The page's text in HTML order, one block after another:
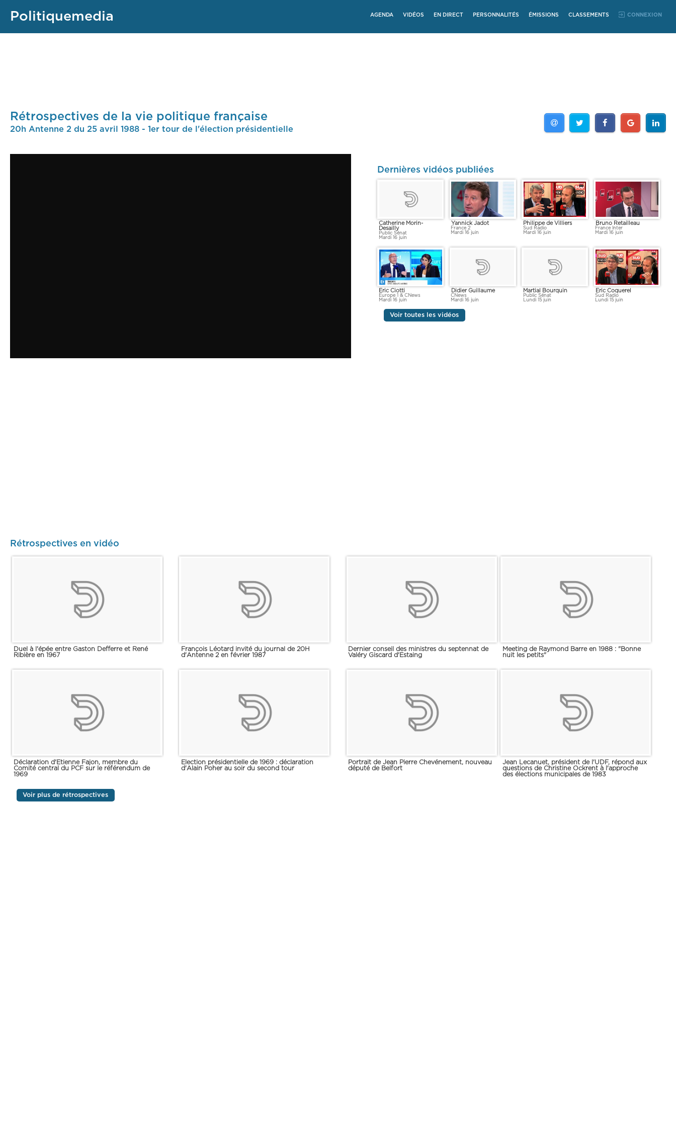
Politiquemedia AGENDA VIDÉOS EN DIRECT PERSONNALITÉS ÉMISSIONS CLASSEMENTS CONNEXION
Rétrospectives de la vie politique française
20h Antenne 2 du 25 avril 1988 - 1er tour de l'élection présidentielle
Dernières vidéos publiées
Catherine Morin-
Desailly
Public Sénat
Mardi 16 juin
Yannick Jadot
France 2
Mardi 16 juin
Philippe de Villiers
Sud Radio
Mardi 16 juin
Bruno Retailleau
France Inter
Mardi 16 juin
Eric Ciotti
Europe 1 & CNews
Mardi 16 juin
Didier Guillaume
CNews
Mardi 16 juin
Martial Bourquin
Public Sénat
Lundi 15 juin
Eric Coquerel
Sud Radio
Lundi 15 juin
Voir toutes les vidéos
Rétrospectives en vidéo
Duel à l'épée entre Gaston Defferre et René
Ribière en 1967
François Léotard invité du journal de 20H
d'Antenne 2 en février 1987
Dernier conseil des ministres du septennat de
Valéry Giscard d'Estaing
Meeting de Raymond Barre en 1988 : "Bonne
nuit les petits"
Déclaration d'Etienne Fajon, membre du
Comité central du PCF sur le référendum de
1969
Election présidentielle de 1969 : déclaration
d'Alain Poher au soir du second tour
Portrait de Jean Pierre Chevénement, nouveau
député de Belfort
Jean Lecanuet, président de l'UDF, répond aux
questions de Christine Ockrent à l'approche
des élections municipales de 1983
Voir plus de rétrospectives